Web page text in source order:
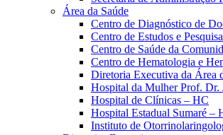
Área da Saúde
Centro de Diagnóstico de
Centro de Estudos e
Centro de Saúde da
Centro de Hematologia e
Diretoria Executiva da Área
Hospital da Mulher Prof.
Hospital de Clínicas – HC
Hospital Estadual Sumaré –
Instituto de